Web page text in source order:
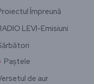
Împreună
LEVI-Emisiuni
Paștele
de aur